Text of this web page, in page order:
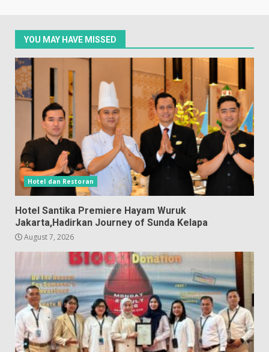
YOU MAY HAVE MISSED
Hotel dan Restoran
Hotel Santika Premiere Hayam Wuruk
Jakarta,Hadirkan Journey of Sunda Kelapa
August 7, 2026